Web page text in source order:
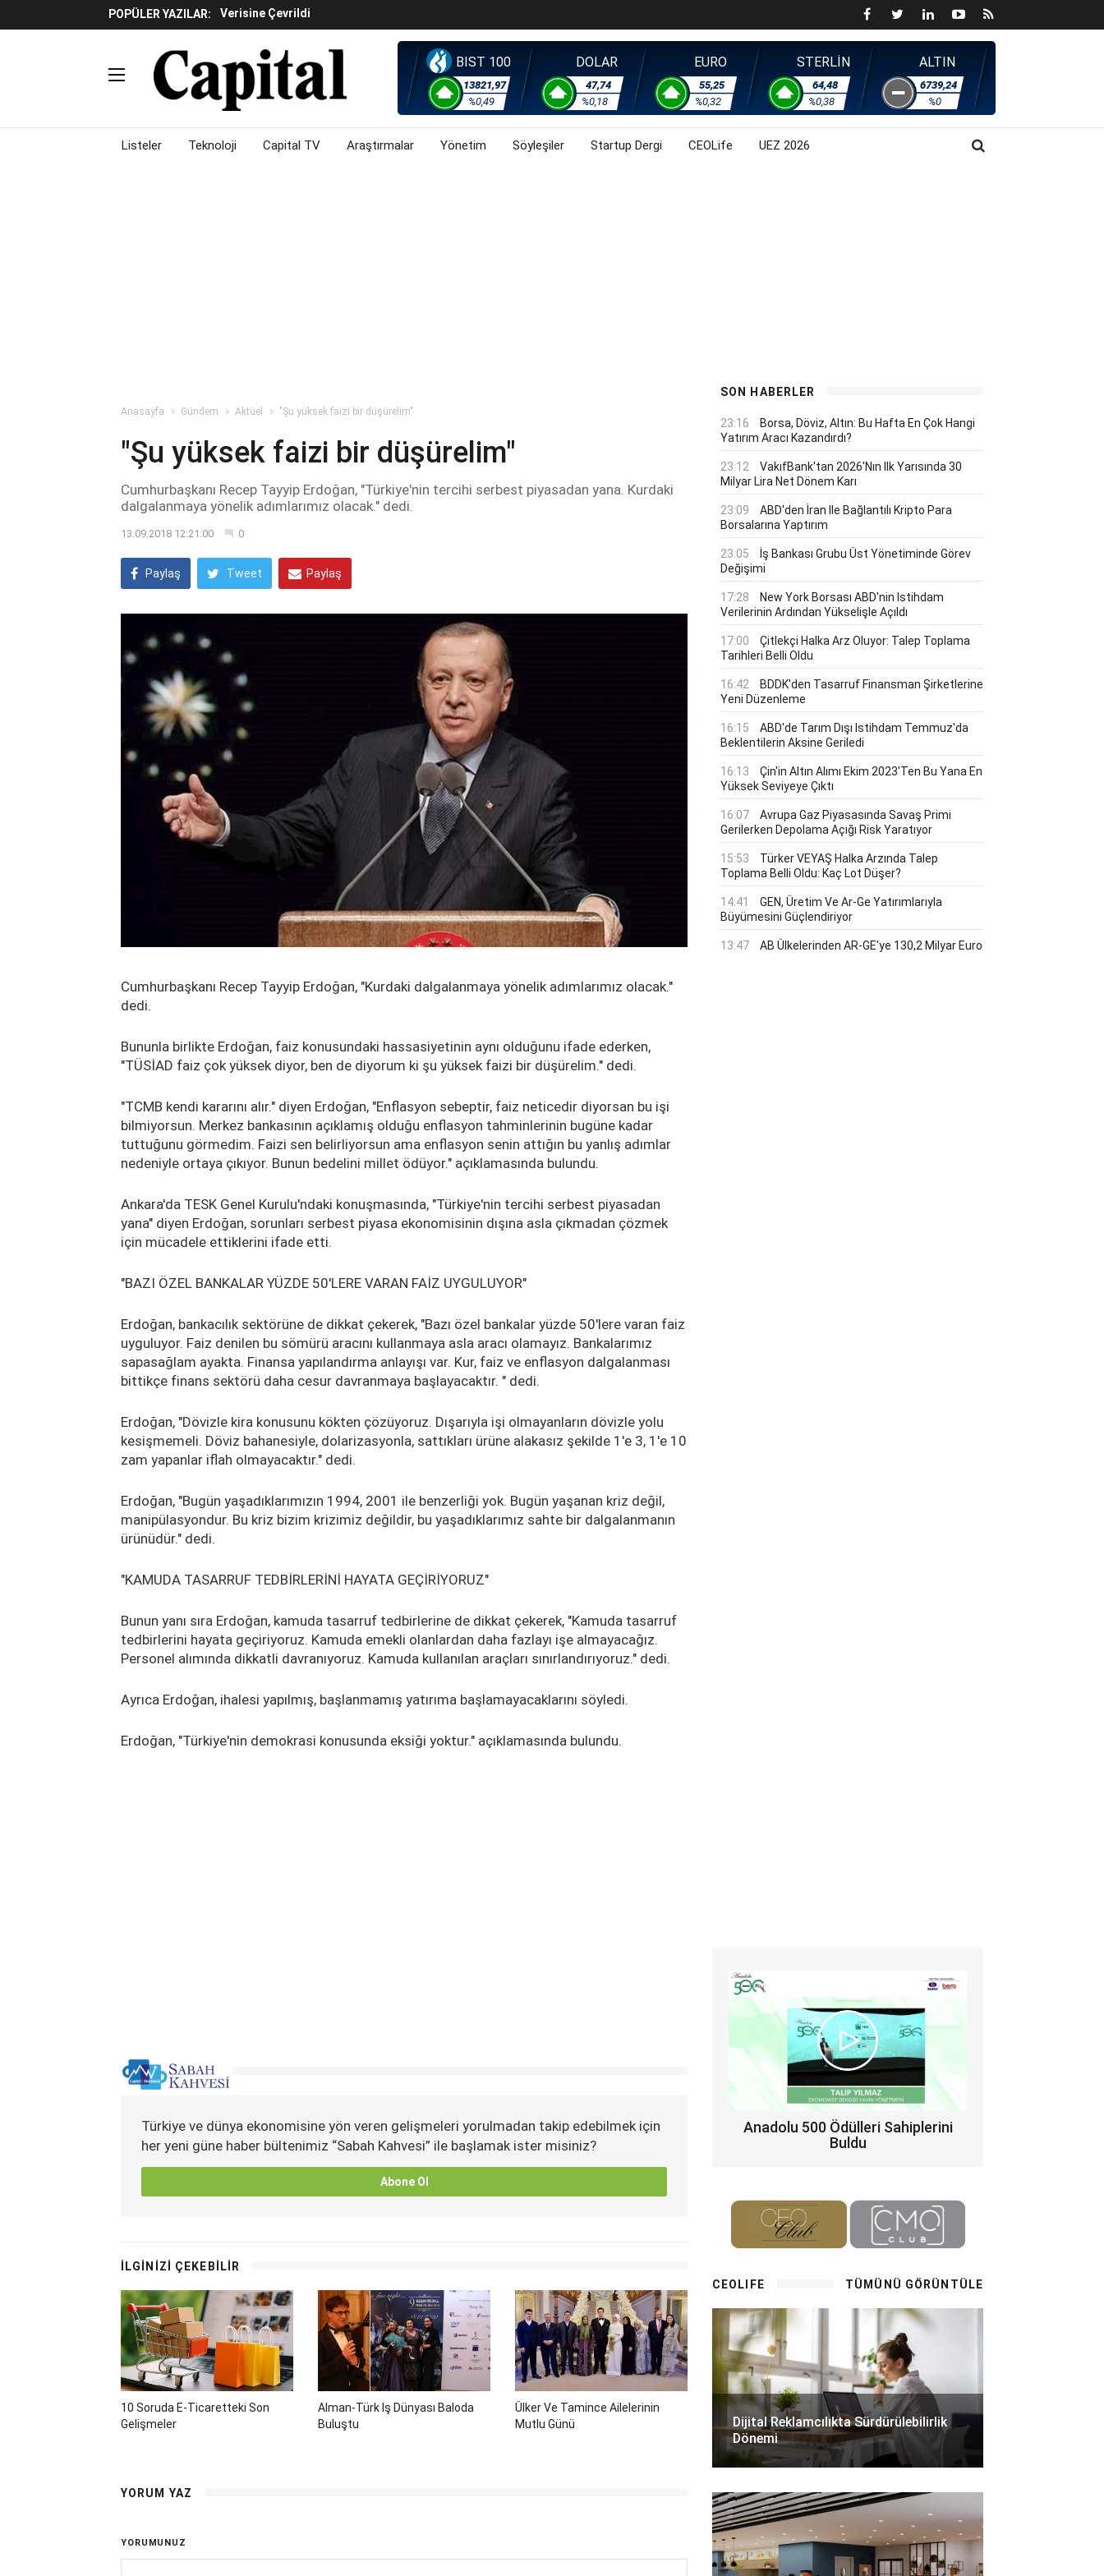
POPÜLER YAZILAR:
Verisine Çevrildi
Altınay Savunma Grubu C-Level Üst Yönetim Yapılanmasına Geçti
Çalışma Alanları Konser Sahnesine Dönüşüyor
BIST 100
13821,97
%0,49
DOLAR
47,74
%0,18
EURO
55,25
%0,32
STERLİN
64,48
%0,38
ALTIN
6739,24
%0
Listeler Teknoloji Capital TV Araştırmalar Yönetim Söyleşiler Startup Dergi CEOLife UEZ 2026
Anasayfa Gündem Aktüel "Şu yüksek faizi bir düşürelim"
"Şu yüksek faizi bir düşürelim"
Cumhurbaşkanı Recep Tayyip Erdoğan, "Türkiye'nin tercihi serbest piyasadan yana. Kurdaki
dalgalanmaya yönelik adımlarımız olacak." dedi.
13.09.2018 12:21:00 0
Paylaş Tweet Paylaş
Cumhurbaşkanı Recep Tayyip Erdoğan, "Kurdaki dalgalanmaya yönelik adımlarımız olacak."
dedi.
Bununla birlikte Erdoğan, faiz konusundaki hassasiyetinin aynı olduğunu ifade ederken,
"TÜSİAD faiz çok yüksek diyor, ben de diyorum ki şu yüksek faizi bir düşürelim." dedi.
"TCMB kendi kararını alır." diyen Erdoğan, "Enflasyon sebeptir, faiz neticedir diyorsan bu işi
bilmiyorsun. Merkez bankasının açıklamış olduğu enflasyon tahminlerinin bugüne kadar
tuttuğunu görmedim. Faizi sen belirliyorsun ama enflasyon senin attığın bu yanlış adımlar
nedeniyle ortaya çıkıyor. Bunun bedelini millet ödüyor." açıklamasında bulundu.
Ankara'da TESK Genel Kurulu'ndaki konuşmasında, "Türkiye'nin tercihi serbest piyasadan
yana" diyen Erdoğan, sorunları serbest piyasa ekonomisinin dışına asla çıkmadan çözmek
için mücadele ettiklerini ifade etti.
"BAZI ÖZEL BANKALAR YÜZDE 50'LERE VARAN FAİZ UYGULUYOR"
Erdoğan, bankacılık sektörüne de dikkat çekerek, "Bazı özel bankalar yüzde 50'lere varan faiz
uyguluyor. Faiz denilen bu sömürü aracını kullanmaya asla aracı olamayız. Bankalarımız
sapasağlam ayakta. Finansa yapılandırma anlayışı var. Kur, faiz ve enflasyon dalgalanması
bittikçe finans sektörü daha cesur davranmaya başlayacaktır. " dedi.
Erdoğan, "Dövizle kira konusunu kökten çözüyoruz. Dışarıyla işi olmayanların dövizle yolu
kesişmemeli. Döviz bahanesiyle, dolarizasyonla, sattıkları ürüne alakasız şekilde 1'e 3, 1'e 10
zam yapanlar iflah olmayacaktır." dedi.
Erdoğan, "Bugün yaşadıklarımızın 1994, 2001 ile benzerliği yok. Bugün yaşanan kriz değil,
manipülasyondur. Bu kriz bizim krizimiz değildir, bu yaşadıklarımız sahte bir dalgalanmanın
ürünüdür." dedi.
"KAMUDA TASARRUF TEDBİRLERİNİ HAYATA GEÇİRİYORUZ"
Bunun yanı sıra Erdoğan, kamuda tasarruf tedbirlerine de dikkat çekerek, "Kamuda tasarruf
tedbirlerini hayata geçiriyoruz. Kamuda emekli olanlardan daha fazlayı işe almayacağız.
Personel alımında dikkatli davranıyoruz. Kamuda kullanılan araçları sınırlandırıyoruz." dedi.
Ayrıca Erdoğan, ihalesi yapılmış, başlanmamış yatırıma başlamayacaklarını söyledi.
Erdoğan, "Türkiye'nin demokrasi konusunda eksiği yoktur." açıklamasında bulundu.
Türkiye ve dünya ekonomisine yön veren gelişmeleri yorulmadan takip edebilmek için
her yeni güne haber bültenimiz “Sabah Kahvesi” ile başlamak ister misiniz?
Abone Ol
İLGİNİZİ ÇEKEBİLİR
10 Soruda E-Ticaretteki Son
Gelişmeler
Alman-Türk Iş Dünyası Baloda
Buluştu
Ülker Ve Tamince Ailelerinin
Mutlu Günü
YORUM YAZ
YORUMUNUZ
SON HABERLER
23:16
Borsa, Döviz, Altın: Bu Hafta En Çok Hangi
Yatırım Aracı Kazandırdı?
23:12
VakıfBank'tan 2026'nın Ilk Yarısında 30
Milyar Lira Net Dönem Karı
23:09
ABD'den İran Ile Bağlantılı Kripto Para
Borsalarına Yaptırım
23:05
İş Bankası Grubu Üst Yönetiminde Görev
Değişimi
17:28
New York Borsası ABD'nin Istihdam
Verilerinin Ardından Yükselişle Açıldı
17:00
Çitlekçi Halka Arz Oluyor: Talep Toplama
Tarihleri Belli Oldu
16:42
BDDK'den Tasarruf Finansman Şirketlerine
Yeni Düzenleme
16:15
ABD'de Tarım Dışı Istihdam Temmuz'da
Beklentilerin Aksine Geriledi
16:13
Çin'in Altın Alımı Ekim 2023'ten Bu Yana En
Yüksek Seviyeye Çıktı
16:07
Avrupa Gaz Piyasasında Savaş Primi
Gerilerken Depolama Açığı Risk Yaratıyor
15:53
Türker VEYAŞ Halka Arzında Talep
Toplama Belli Oldu: Kaç Lot Düşer?
14:41
GEN, Üretim Ve Ar-Ge Yatırımlarıyla
Büyümesini Güçlendiriyor
13:47 AB Ülkelerinden AR-GE'ye 130,2 Milyar Euro
Anadolu 500 Ödülleri Sahiplerini
Buldu
CEOLIFE TÜMÜNÜ GÖRÜNTÜLE
Dijital Reklamcılıkta Sürdürülebilirlik
Dönemi